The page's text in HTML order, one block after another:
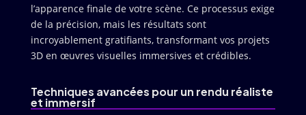
l’apparence finale de votre scène. Ce processus exige
de la précision, mais les résultats sont
incroyablement gratifiants, transformant vos projets
3D en œuvres visuelles immersives et crédibles.
Techniques avancées pour un rendu réaliste
et immersif